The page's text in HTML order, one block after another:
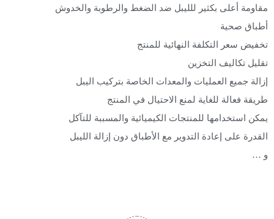
أعلى بكثير لللیبل ضد الضغط والرطوبة والخدوش
صحية
سعر التكلفة النهائية للمنتج
تكاليف التخزين
جميع العمليات والمعدات الخاصة بتركيب الیبل
فعالة للغاية لمنع الاحتيال في المنتج
استخدامها للمنتجات الكيميائية والمسببة للتآكل
على إعادة التدوير مع الأطباق دون إزالة اللیبل